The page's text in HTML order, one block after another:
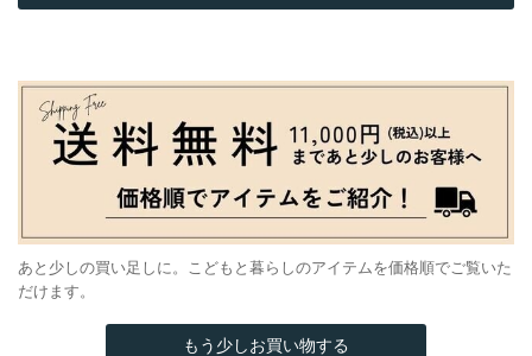
あと少しの買い足しに。こどもと暮らしのアイテムを価格順でご覧いた
だけます。
もう少しお買い物する